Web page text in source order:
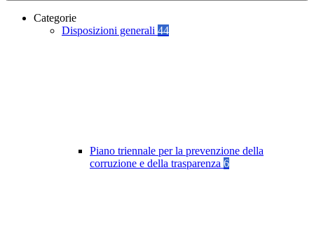
Categorie
Disposizioni generali 44
Piano triennale per la prevenzione della
corruzione e della trasparenza 6